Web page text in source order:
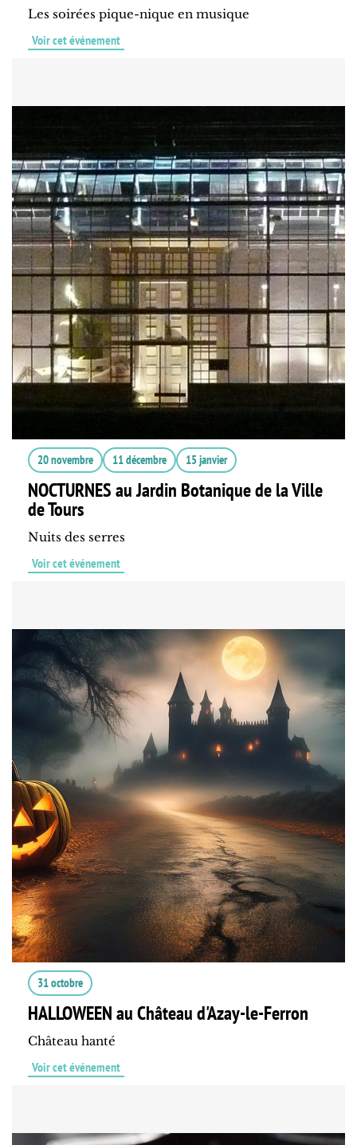
Les soirées pique-nique en musique
Voir cet événement
20 novembre 11 décembre 15 janvier
NOCTURNES au Jardin Botanique de la Ville
de Tours
Nuits des serres
Voir cet événement
31 octobre
HALLOWEEN au Château d'Azay-le-Ferron
Château hanté
Voir cet événement